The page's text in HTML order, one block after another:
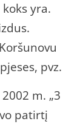
yra.
pvz.
m. „3
patirtį